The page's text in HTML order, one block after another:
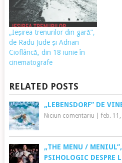
„Ieșirea trenurilor din gară”,
de Radu Jude și Adrian
Cioflâncă, din 18 iunie în
cinematografe
RELATED POSTS
„LEBENSDORF” DE
Niciun comentariu feb.
„THE MENU /
PSIHOLOGIC DESPRE